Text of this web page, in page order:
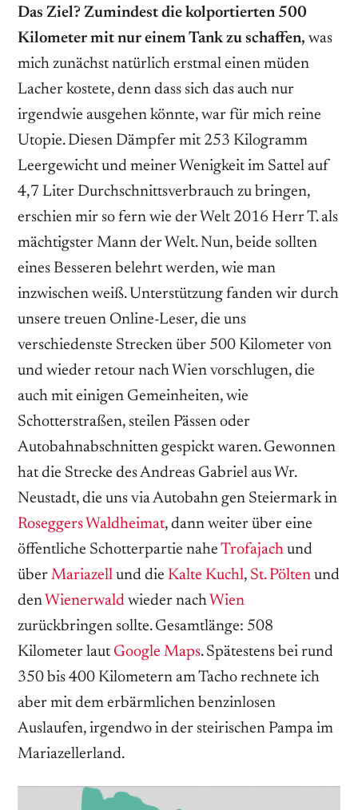
Das Ziel? Zumindest die kolportierten 500
Kilometer mit nur ­einem Tank zu schaffen, was
mich zunächst natürlich erstmal einen müden
Lacher kostete, denn dass sich das auch nur
irgendwie ausgehen könnte, war für mich reine
Utopie. Diesen Dämpfer mit 253 Kilogramm
Leergewicht und meiner Wenigkeit im Sattel auf
4,7 Liter Durchschnittsverbrauch zu bringen,
erschien mir so fern wie der Welt 2016 Herr T. als
mächtigster Mann der Welt. Nun, beide sollten
eines Besseren belehrt werden, wie man
inzwischen weiß. Unterstützung fanden wir durch
unsere treuen Online-Leser, die uns
verschiedenste Strecken über 500 Kilometer von
und wieder retour nach Wien vorschlugen, die
auch mit einigen Gemeinheiten, wie
Schotterstraßen, steilen Pässen oder
Autobahnabschnitten gespickt waren. Gewonnen
hat die Strecke des Andreas Gabriel aus Wr.
Neustadt, die uns via Autobahn gen Steiermark in
Roseggers Waldheimat, dann weiter über eine
öffentliche Schotterpartie nahe Trofajach und
über Mariazell und die Kalte Kuchl, St. Pölten und
den Wienerwald wieder nach Wien
zurückbringen sollte. Gesamtlänge: 508
Kilometer laut Google Maps. Spätestens bei rund
350 bis 400 Kilometern am Tacho rechnete ich
aber mit dem erbärmlichen benzinlosen
Auslaufen, irgendwo in der steirischen Pampa im
Mariazellerland.